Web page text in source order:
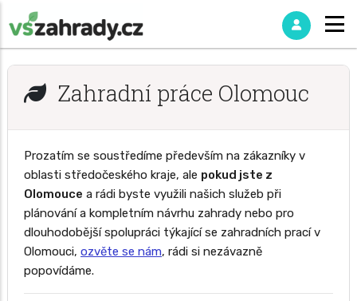
Zahradní práce Olomouc
Prozatím se soustředíme především na zákazníky v
oblasti středočeského kraje, ale pokud jste z
Olomouce a rádi byste využili našich služeb při
plánování a kompletním návrhu zahrady nebo pro
dlouhodobější spolupráci týkající se zahradních prací v
Olomouci, ozvěte se nám, rádi si nezávazně
popovídáme.